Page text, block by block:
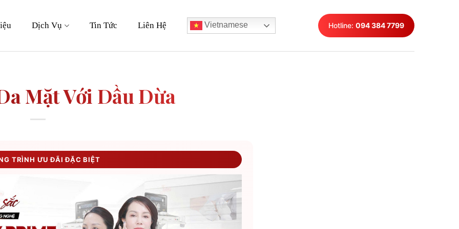
Dịch Vụ Tin Tức Liên Hệ Vietnamese Hotline: 094 384 7799
Mặt Với Dầu Dừa
TRÌNH ƯU ĐÃI ĐẶC BIỆT